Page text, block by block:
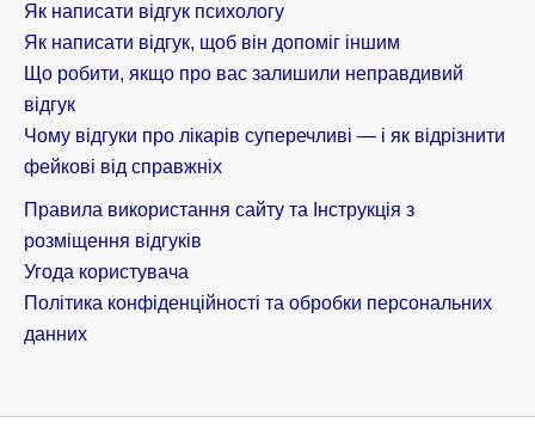
Як написати відгук психологу
Як написати відгук, щоб він допоміг іншим
Що робити, якщо про вас залишили неправдивий
відгук
Чому відгуки про лікарів суперечливі — і як відрізнити
фейкові від справжніх
Правила використання сайту та Інструкція з
розміщення відгуків
Угода користувача
Політика конфіденційності та обробки персональних
данних